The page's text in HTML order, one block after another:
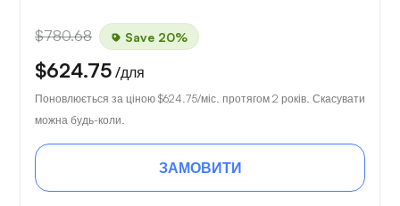
$780.68 Save 20%
$624.75 /для
Поновлюється за ціною $624.75/міс. протягом 2 років. Скасувати
можна будь-коли.
ЗАМОВИТИ